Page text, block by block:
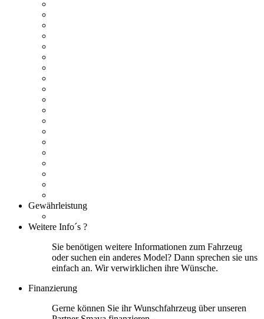
Gewährleistung
Weitere Info´s ?
Sie benötigen weitere Informationen zum Fahrzeug
oder suchen ein anderes Model? Dann sprechen sie uns
einfach an. Wir verwirklichen ihre Wünsche.
Finanzierung
Gerne können Sie ihr Wunschfahrzeug über unseren